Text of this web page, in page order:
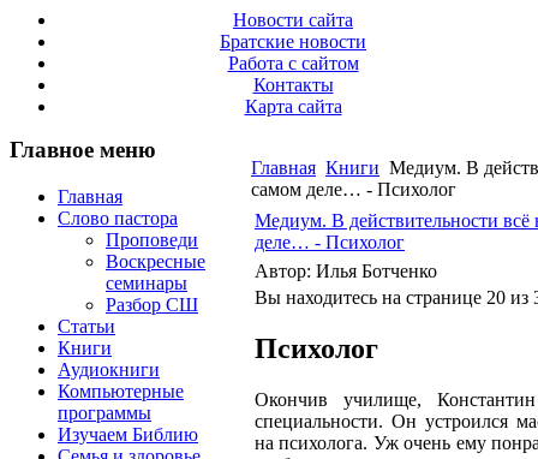
Новости сайта
Братские новости
Работа с сайтом
Контакты
Карта сайта
Главное меню
Главная
Слово пастора
Проповеди
Воскресные
семинары
Разбор СШ
Статьи
Книги
Аудиокниги
Компьютерные
программы
Изучаем Библию
Главная Книги Медиум. В
самом деле… - Психолог
Медиум. В действительности всё
деле… - Психолог
Автор: Илья Ботченко
Вы находитесь на странице 20 из
Психолог
Окончив училище,
специальности. Он устроился
на психолога. Уж очень ему